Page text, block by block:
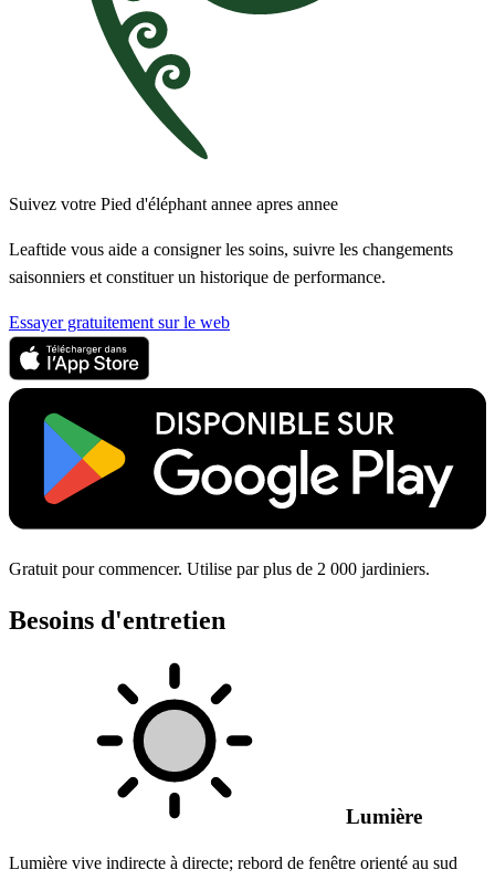
Suivez votre Pied d'éléphant annee apres annee
Leaftide vous aide a consigner les soins, suivre les changements
saisonniers et constituer un historique de performance.
Essayer gratuitement sur le web
Gratuit pour commencer. Utilise par plus de 2 000 jardiniers.
Besoins d'entretien
Lumière
Lumière vive indirecte à directe; rebord de fenêtre orienté au sud